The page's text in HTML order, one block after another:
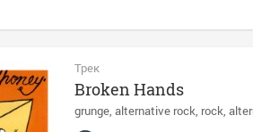
Трек
Broken Hands
grunge alternative rock rock